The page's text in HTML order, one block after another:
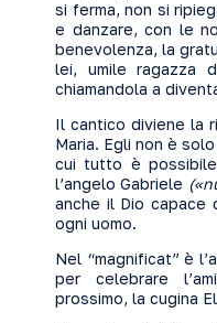
si ferma, non si
e danzare, con le
benevolenza, la
lei, umile ragazza
chiamandola a
Il cantico diviene la
Maria. Egli non è
cui tutto è
l’angelo Gabriele
anche il Dio
ogni uomo.
Nel “magnificat” è
per celebrare
prossimo, la cugina